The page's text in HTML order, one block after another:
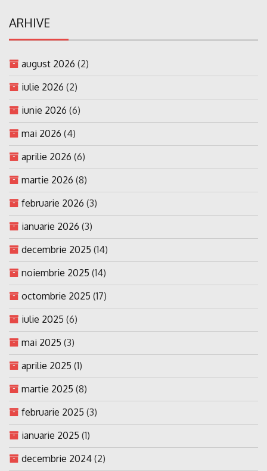
ARHIVE
august 2026 (2)
iulie 2026 (2)
iunie 2026 (6)
mai 2026 (4)
aprilie 2026 (6)
martie 2026 (8)
februarie 2026 (3)
ianuarie 2026 (3)
decembrie 2025 (14)
noiembrie 2025 (14)
octombrie 2025 (17)
iulie 2025 (6)
mai 2025 (3)
aprilie 2025 (1)
martie 2025 (8)
februarie 2025 (3)
ianuarie 2025 (1)
decembrie 2024 (2)